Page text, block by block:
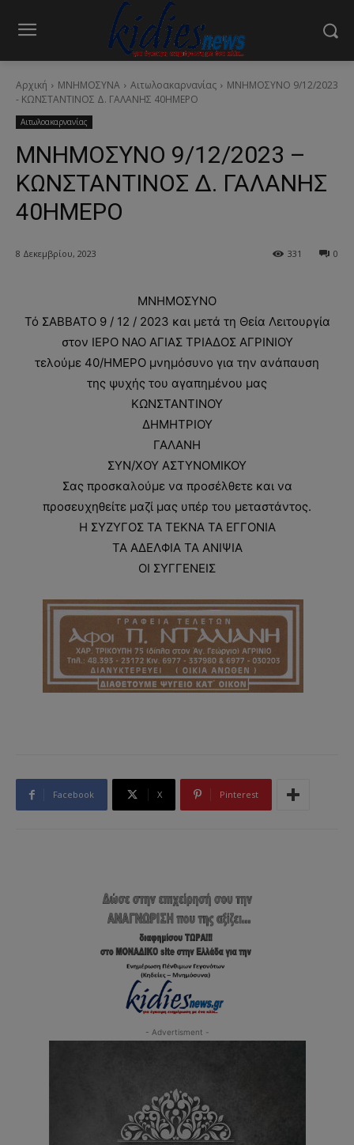
Αρχική ΜΝΗΜΟΣΥΝΑ Αιτωλοακαρνανίας
ΜΝΗΜΟΣΥΝΟ 9/12/2023
- ΚΩΝΣΤΑΝΤΙΝΟΣ Δ. ΓΑΛΑΝΗΣ 40ΗΜΕΡΟ
Αιτωλοακαρνανίας
ΜΝΗΜΟΣΥΝΟ 9/12/2023 –
ΚΩΝΣΤΑΝΤΙΝΟΣ Δ. ΓΑΛΑΝΗΣ
40ΗΜΕΡΟ
8 Δεκεμβρίου, 2023 0
331
ΜΝΗΜΟΣΥΝΟ
Τό ΣΑΒΒΑΤΟ 9 / 12 / 2023 και μετά τη Θεία Λειτουργία
στον ΙΕΡΟ ΝΑΟ ΑΓΙΑΣ ΤΡΙΑΔΟΣ ΑΓΡΙΝΙΟΥ
τελούμε 40/ΗΜΕΡΟ μνημόσυνο για την ανάπαυση
της ψυχής του αγαπημένου μας
ΚΩΝΣΤΑΝΤΙΝΟΥ
ΔΗΜΗΤΡΙΟΥ
ΓΑΛΑΝΗ
ΣΥΝ/ΧΟΥ ΑΣΤΥΝΟΜΙΚΟΥ
Σας προσκαλούμε να προσέλθετε και να
προσευχηθείτε μαζί μας υπέρ του μεταστάντος.
Η ΣΥΖΥΓΟΣ ΤΑ ΤΕΚΝΑ ΤΑ ΕΓΓΟΝΙΑ
ΤΑ ΑΔΕΛΦΙΑ ΤΑ ΑΝΙΨΙΑ
ΟΙ ΣΥΓΓΕΝΕΙΣ
Facebook X Pinterest
- Advertisment -